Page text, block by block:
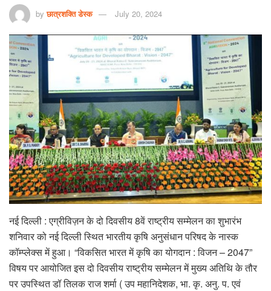
by छात्रशक्ति डेस्क July 20, 2024
नई दिल्ली : एग्रीविज़न के दो दिवसीय 8वें राष्ट्रीय सम्मेलन का शुभारंभ
शनिवार को नई दिल्ली स्थित भारतीय कृषि अनुसंधान परिषद के नास्क
कॉम्प्लेक्स में हुआ। “विकसित भारत में कृषि का योगदान : विजन – 2047”
विषय पर आयोजित इस दो दिवसीय राष्ट्रीय सम्मेलन में मुख्य अतिथि के तौर
पर उपस्थित डॉ तिलक राज शर्मा ( उप महानिदेशक, भा. कृ. अनु. प. एवं